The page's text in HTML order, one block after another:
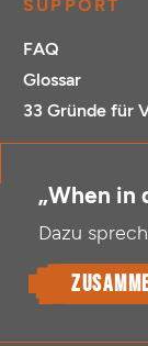
SUPPORT
FAQ
Glossar
33 Gründe für
„When in
Dazu